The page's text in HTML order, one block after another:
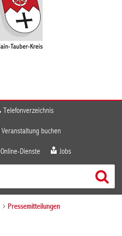
Telefonverzeichnis
Veranstaltung buchen
Online-Dienste Jobs
Pressemitteilungen